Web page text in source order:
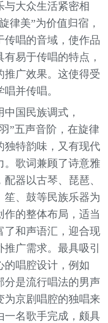
与大众生活紧密相
律美”为价值归宿，
传唱的音域，使作品
易于传唱的特点，
推广效果。这使得受
并传唱。
国民族调式，
”五声音阶，在旋律
独特韵味，又有现代
。歌词兼顾了诗意雅
器以古琴、琵琶、
笙、鼓等民族乐器为
作的整体布局，适当
了和声语汇，迎合现
广需求。最具吸引
的唱腔设计，例如
分是流行唱法的男声
为京剧唱腔的独唱来
一名歌手完成，颇具